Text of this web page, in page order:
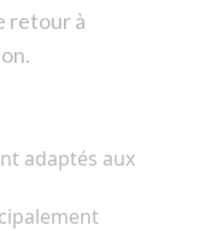
retour à
adaptés aux